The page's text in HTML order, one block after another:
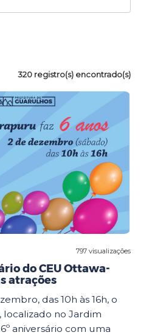
320 registro(s) encontrado(s)
797 visualizações
do CEU Ottawa-
atrações
das 10h às 16h, o
no Jardim
aniversário com uma